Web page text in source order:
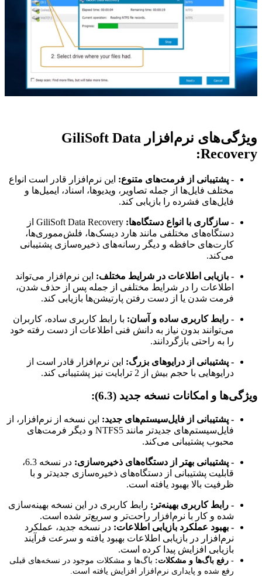
ویژگی‌های نرم‌افزار GiliSoft Data
Recovery:
- پشتیبانی از فرمت‌های متنوع: این نرم‌افزار قادر است انواع
مختلف فایل‌ها از جمله تصاویر، ویدیوها، اسناد، ایمیل‌ها و
فایل‌های فشرده را بازیابی کند.
- سازگاری با انواع دستگاه‌ها:
GiliSoft Data Recovery از
دستگاه‌های مختلفی مانند هارد دیسک‌ها، فلش‌مموری‌ها،
کارت‌های حافظه و دیگر رسانه‌های ذخیره‌سازی پشتیبانی
می‌کند.
- بازیابی اطلاعات در شرایط مختلف: این نرم‌افزار می‌تواند
اطلاعات را در شرایط مختلفی از جمله پس از حذف شدن،
فرمت شدن یا از دست رفتن پارتیشن‌ها بازیابی کند.
- رابط کاربری ساده و آسان: با رابط کاربری ساده، کاربران
می‌توانند بدون نیاز به دانش فنی اطلاعات از دست رفته خود
را به راحتی بازگردانند.
- پشتیبانی از درایوهای بزرگ: این نرم‌افزار قادر است از
درایوهایی با حجم بیش از 2 ترابایت نیز پشتیبانی کند.
ویژگی‌ها و امکانات نسخه جدید (6.3):
- پشتیبانی از فایل‌سیستم‌های جدید: این نسخه از نرم‌افزار، از
فایل‌سیستم‌های جدیدتر مانند NTFS5 و دیگر فرمت‌های
محبوب پشتیبانی می‌کند.
- پشتیبانی بهتر از دستگاه‌های ذخیره‌سازی:
در نسخه 6.3،
قابلیت پشتیبانی از دستگاه‌های ذخیره‌سازی جدیدتر و با
ظرفیت بالا بهبود یافته است.
- رابط کاربری بهینه‌تر: رابط کاربری در این نسخه بهینه‌سازی
شده و کار با نرم‌افزار راحت‌تر و سریع‌تر شده است.
- بهبود عملکرد بازیابی اطلاعات: در نسخه جدید، عملکرد
نرم‌افزار در بازیابی اطلاعات بهبود یافته و سرعت فرآیند
بازیابی افزایش پیدا کرده است.
- رفع باگ‌ها و مشکلات: باگ‌ها و مشکلات موجود در نسخه‌های قبلی
رفع شده و پایداری نرم‌افزار افزایش یافته است.